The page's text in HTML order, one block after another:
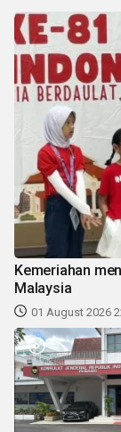
Kemeriahan
Malaysia
01 August 2026